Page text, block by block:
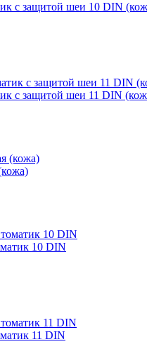
с защитой шеи 10 DIN
с защитой шеи 11 DIN
10 DIN
11 DIN